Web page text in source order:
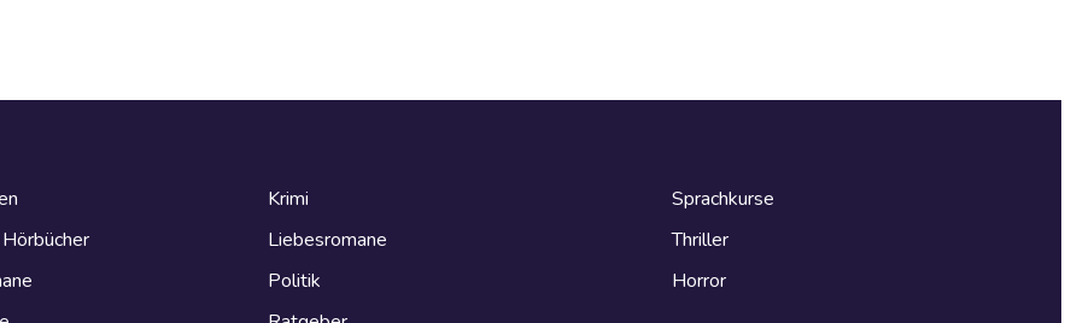
Krimi
Liebesromane
Politik
Sprachkurse
Thriller
Horror